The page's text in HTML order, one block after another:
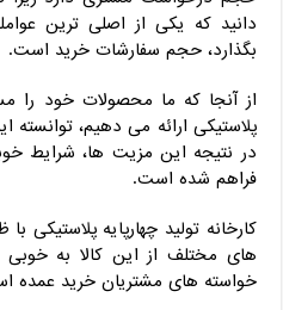
دانید که یکی از اصلی ترین
بگذارد، حجم سفارشات خرید است.
از آنجا که ما محصولات خود را
پلاستیکی ارائه می دهیم، توانسته
در نتیجه این مزیت ها، شرایط
فراهم شده است.
کارخانه تولید چهارپایه پلاستیکی
های مختلف از این کالا به خوبی
خواسته های مشتریان خرید عمده